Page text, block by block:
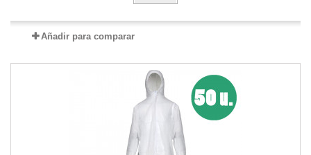
Añadir para comparar